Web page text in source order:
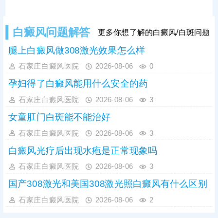
配的个性化诊疗方案，同时，医院收
费公开透明
白癜风问题解答 更多你想了解的白癜风/白斑问题
腿上白癜风做308激光效果怎么样
石家庄白癜风医院 2026-08-06 0
孕妇得了白癜风能用什么安全的药
石家庄白癜风医院 2026-08-06 3
女童肛门白斑能不能治好
石家庄白癜风医院 2026-08-06 3
白癜风光疗后出现水疱是正常现象吗
石家庄白癜风医院 2026-08-06 3
国产308激光和美国308激光照白癜风有什么区别
石家庄白癜风医院 2026-08-06 2